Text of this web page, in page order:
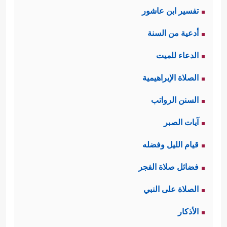
بالقرآن ومسألة التوحيد، وهي المسألة
الأساس التي تعدُّ نقطة الافتراق بين
طريق المؤمنين وطريق المشركين، وقد
أخذ القرآن يُذَكِّرُهم بما هو موجودٌ في
أعماق فطرتهم من اعترافٍ بوحدانيَّته
تعالى في الخلق، وهذا من شأنه أن
يقودهم إلى توحيده تعالى في العبادة
تفسير ابن عاشور
أدعية من السنة
الدعاء للميت
الصلاة الإبراهيمية
السنن الرواتب
آيات الصبر
قيام الليل وفضله
فضائل صلاة الفجر
الصلاة على النبي
الأذكار